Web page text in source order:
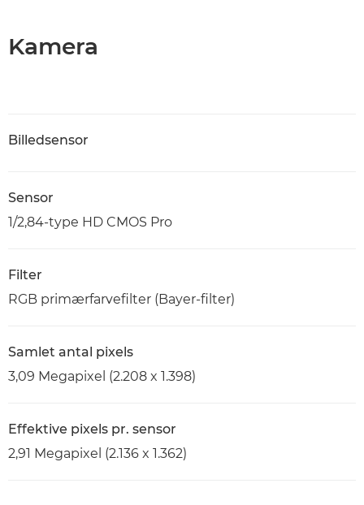
Kamera
Billedsensor
Sensor
1/2,84-type HD CMOS Pro
Filter
RGB primærfarvefilter (Bayer-filter)
Samlet antal pixels
3,09 Megapixel (2.208 x 1.398)
Effektive pixels pr. sensor
2,91 Megapixel (2.136 x 1.362)